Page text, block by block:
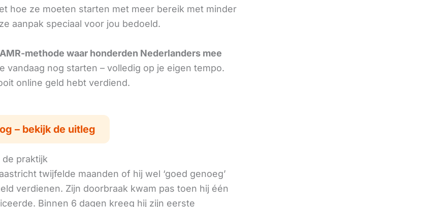
hoe ze moeten starten met meer bereik met minder
aanpak speciaal voor jou bedoeld.
methode waar honderden Nederlanders mee
vandaag nog starten – volledig op je eigen tempo.
online geld hebt verdiend.
– bekijk de uitleg
de praktijk
twijfelde maanden of hij wel ‘goed genoeg’
verdienen. Zijn doorbraak kwam pas toen hij één
Binnen 6 dagen kreeg hij zijn eerste